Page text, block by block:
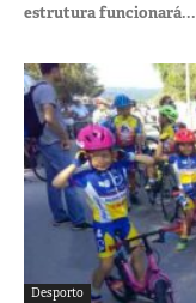
estrutura funcionará...
Desporto